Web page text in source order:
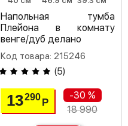
Напольная тумба
Плейона в комнату
венге/дуб делано
Код товара: 215246
(5)
13290 Р
-30 %
18 990